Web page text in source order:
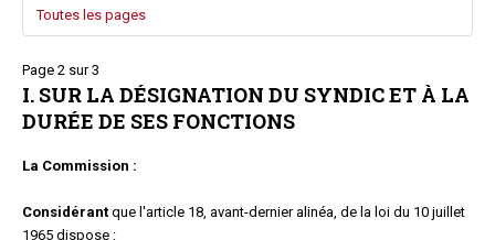
Toutes les pages
Page 2 sur 3
I. SUR LA DÉSIGNATION DU SYNDIC ET À LA
DURÉE DE SES FONCTIONS
La Commission :
Considérant que l'article 18, avant-dernier alinéa, de la loi du 10 juillet
1965 dispose :